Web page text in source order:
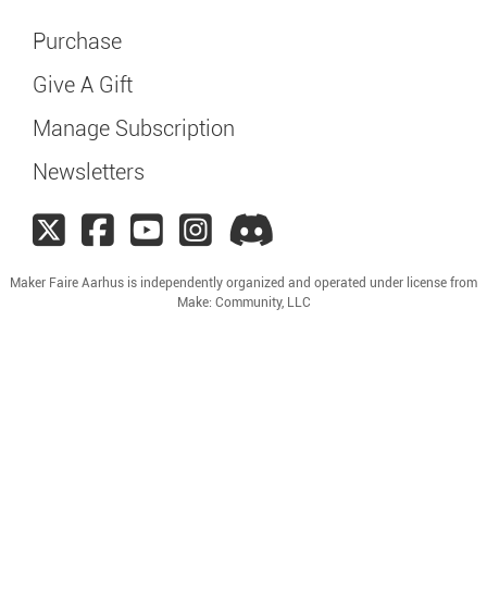
Purchase
Give A Gift
Manage Subscription
Newsletters
Maker Faire Aarhus is independently organized and operated under license from
Make: Community, LLC